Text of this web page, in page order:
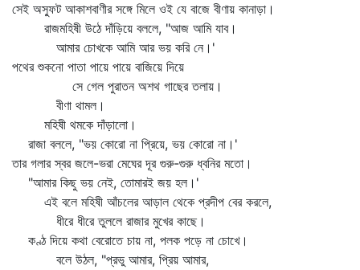
সেই অস্ফুট আকাশবাণীর সঙ্গে মিলে ওই যে বাজে বীণায় কানাড়া।
রাজমহিষী উঠে দাঁড়িয়ে বললে, "আজ আমি যাব।
আমার চোখকে আমি আর ভয় করি নে।'
পথের শুকনো পাতা পায়ে পায়ে বাজিয়ে দিয়ে
সে গেল পুরাতন অশথ গাছের তলায়।
বীণা থামল।
মহিষী থমকে দাঁড়ালো।
রাজা বললে, "ভয় কোরো না প্রিয়ে, ভয় কোরো না।'
তার গলার স্বর জলে-ভরা মেঘের দূর গুরু-গুরু ধ্বনির মতো।
"আমার কিছু ভয় নেই, তোমারই জয় হল।'
এই বলে মহিষী আঁচলের আড়াল থেকে প্রদীপ বের করলে,
ধীরে ধীরে তুললে রাজার মুখের কাছে।
কণ্ঠ দিয়ে কথা বেরোতে চায় না, পলক পড়ে না চোখে।
বলে উঠল, "প্রভু আমার, প্রিয় আমার,